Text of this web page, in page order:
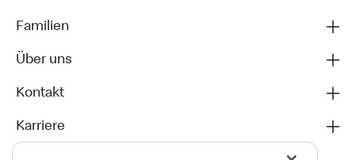
Familien
Über uns
Kontakt
Karriere